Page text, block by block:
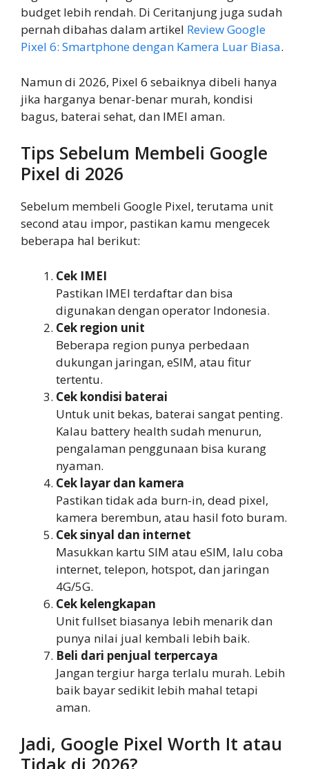
budget lebih rendah. Di Ceritanjung juga sudah
pernah dibahas dalam artikel Review Google
Pixel 6: Smartphone dengan Kamera Luar Biasa.
Namun di 2026, Pixel 6 sebaiknya dibeli hanya
jika harganya benar-benar murah, kondisi
bagus, baterai sehat, dan IMEI aman.
Tips Sebelum Membeli Google
Pixel di 2026
Sebelum membeli Google Pixel, terutama unit
second atau impor, pastikan kamu mengecek
beberapa hal berikut:
Cek IMEI
Pastikan IMEI terdaftar dan bisa
digunakan dengan operator Indonesia.
Cek region unit
Beberapa region punya perbedaan
dukungan jaringan, eSIM, atau fitur
tertentu.
Cek kondisi baterai
Untuk unit bekas, baterai sangat penting.
Kalau battery health sudah menurun,
pengalaman penggunaan bisa kurang
nyaman.
Cek layar dan kamera
Pastikan tidak ada burn-in, dead pixel,
kamera berembun, atau hasil foto buram.
Cek sinyal dan internet
Masukkan kartu SIM atau eSIM, lalu coba
internet, telepon, hotspot, dan jaringan
4G/5G.
Cek kelengkapan
Unit fullset biasanya lebih menarik dan
punya nilai jual kembali lebih baik.
Beli dari penjual terpercaya
Jangan tergiur harga terlalu murah. Lebih
baik bayar sedikit lebih mahal tetapi
aman.
Jadi, Google Pixel Worth It atau